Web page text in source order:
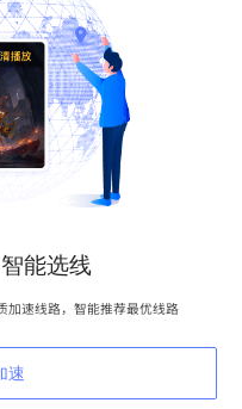
能选线
加速线路，智能推荐最优线路
速